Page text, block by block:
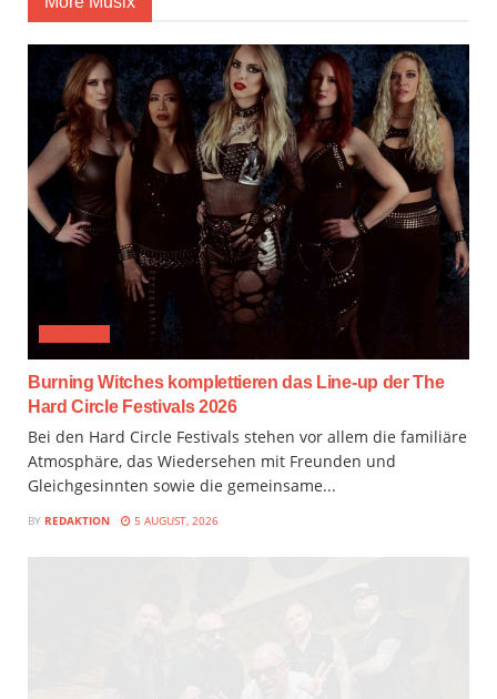
Burning Witches komplettieren das Line-up der The
Hard Circle Festivals 2026
Bei den Hard Circle Festivals stehen vor allem die familiäre
Atmosphäre, das Wiedersehen mit Freunden und
Gleichgesinnten sowie die gemeinsame...
BY REDAKTION 5 AUGUST, 2026